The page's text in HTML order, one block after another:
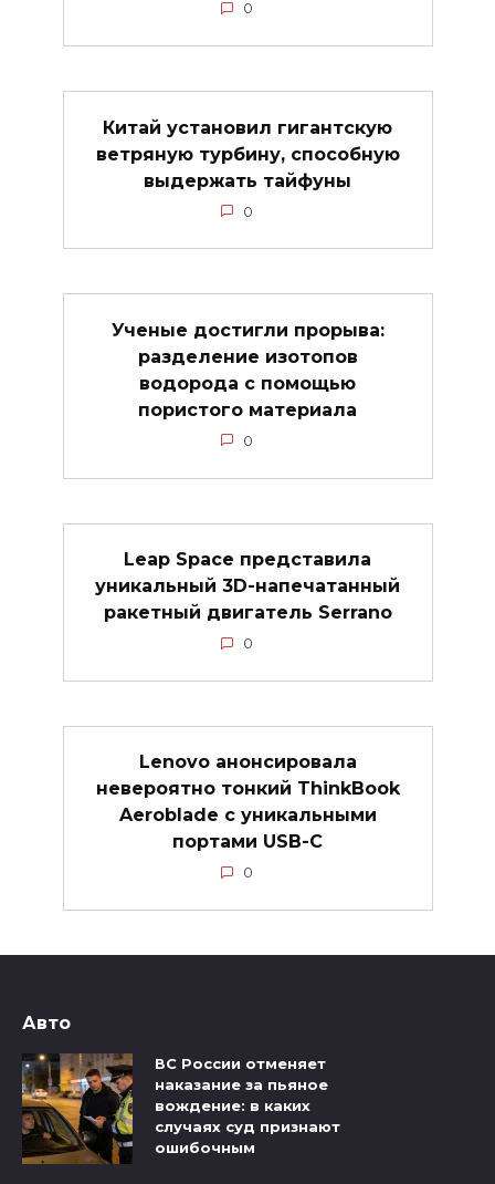
0
Китай установил гигантскую
ветряную турбину, способную
выдержать тайфуны
0
Ученые достигли прорыва:
разделение изотопов
водорода с помощью
пористого материала
0
Leap Space представила
уникальный 3D-напечатанный
ракетный двигатель Serrano
0
Lenovo анонсировала
невероятно тонкий ThinkBook
Aeroblade с уникальными
портами USB-C
0
Авто
ВС России отменяет
наказание за пьяное
вождение: в каких
случаях суд признают
ошибочным